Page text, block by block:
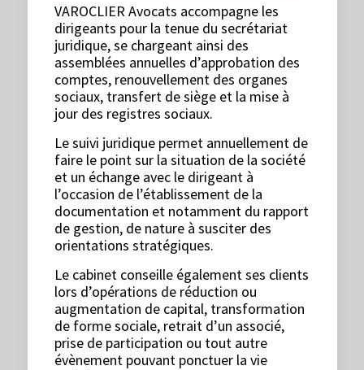
VAROCLIER Avocats accompagne les
dirigeants pour la tenue du secrétariat
juridique, se chargeant ainsi des
assemblées annuelles d’approbation des
comptes, renouvellement des organes
sociaux, transfert de siège et la mise à
jour des registres sociaux.
Le suivi juridique permet annuellement de
faire le point sur la situation de la société
et un échange avec le dirigeant à
l’occasion de l’établissement de la
documentation et notamment du rapport
de gestion, de nature à susciter des
orientations stratégiques.
Le cabinet conseille également ses clients
lors d’opérations de réduction ou
augmentation de capital, transformation
de forme sociale, retrait d’un associé,
prise de participation ou tout autre
évènement pouvant ponctuer la vie